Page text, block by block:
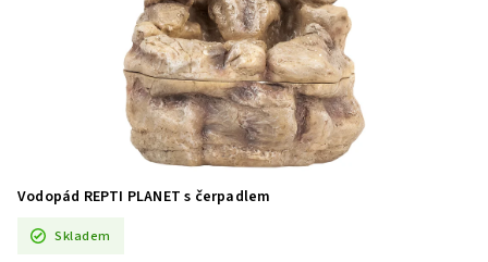
Vodopád REPTI PLANET s čerpadlem
Skladem